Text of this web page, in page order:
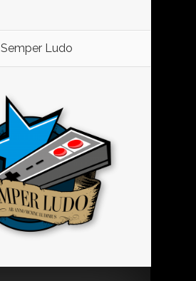
Semper Ludo